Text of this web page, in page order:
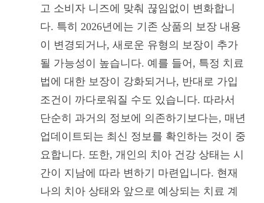
고 소비자 니즈에 맞춰 끊임없이 변화합니
다. 특히 2026년에는 기존 상품의 보장 내용
이 변경되거나, 새로운 유형의 보장이 추가
될 가능성이 높습니다. 예를 들어, 특정 치료
법에 대한 보장이 강화되거나, 반대로 가입
조건이 까다로워질 수도 있습니다. 따라서
단순히 과거의 정보에 의존하기보다는, 매년
업데이트되는 최신 정보를 확인하는 것이 중
요합니다. 또한, 개인의 치아 건강 상태는 시
간이 지남에 따라 변하기 마련입니다. 현재
나의 치아 상태와 앞으로 예상되는 치료 계